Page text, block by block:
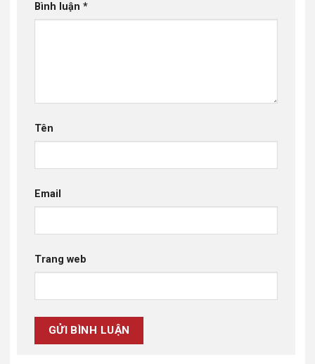
Bình luận *
Tên
Email
Trang web